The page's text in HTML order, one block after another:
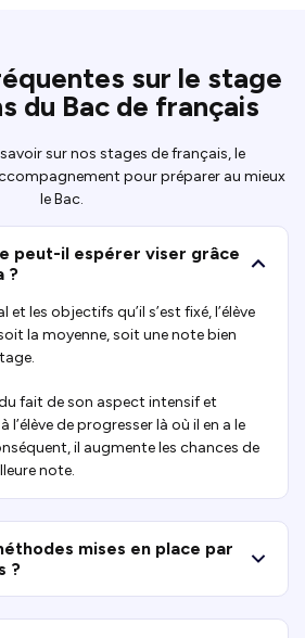
sur le stage
du Bac de français
sur nos stages de français, le
pour préparer au mieux
le Bac.
peut-il espérer viser grâce
?
les objectifs qu’il s’est fixé, l’élève
la moyenne, soit une note bien
fait de son aspect intensif et
l’élève de progresser là où il en a le
il augmente les chances de
note.
mises en place par
?